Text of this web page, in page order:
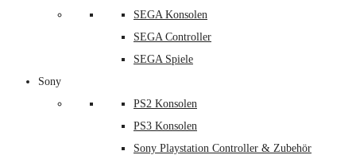
SEGA Konsolen
SEGA Controller
SEGA Spiele
Sony
PS2 Konsolen
PS3 Konsolen
Sony Playstation Controller & Zubehör